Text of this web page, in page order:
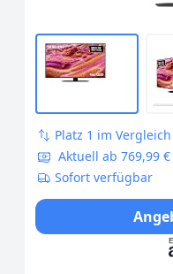
Platz 1 im Vergleich
Aktuell ab 769,99 €
Sofort verfügbar